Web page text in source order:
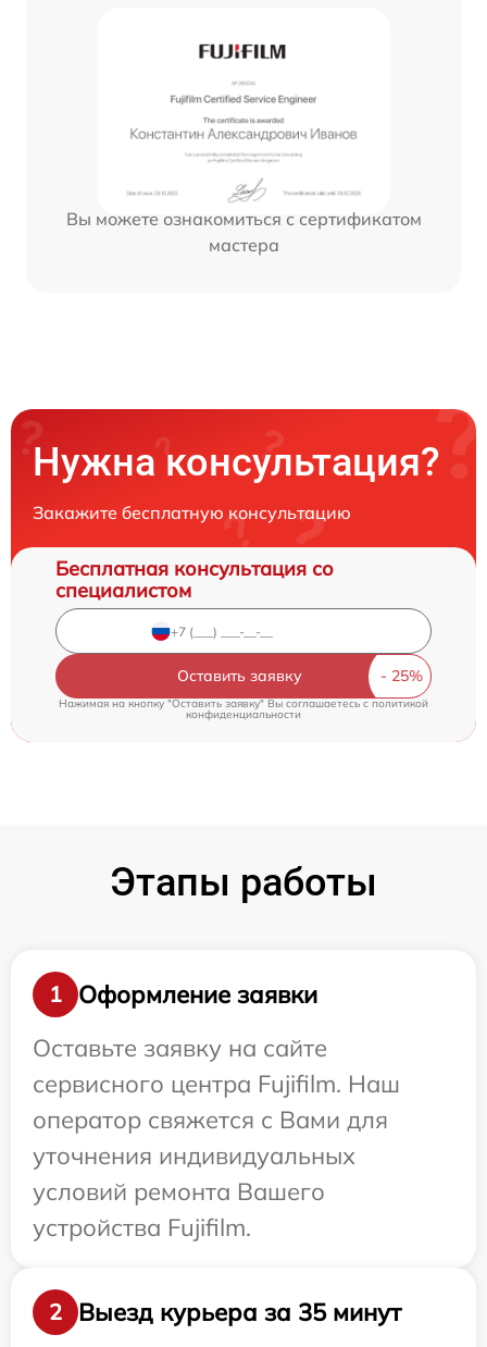
Вы можете ознакомиться с сертификатом
мастера
Нужна консультация?
Закажите бесплатную консультацию
Бесплатная консультация со
специалистом
Оставить заявку
Нажимая на кнопку "Оставить заявку" Вы соглашаетесь c политикой
конфиденциальности
Этапы работы
1
Оформление заявки
Оставьте заявку на сайте
сервисного центра Fujifilm. Наш
оператор свяжется с Вами для
уточнения индивидуальных
условий ремонта Вашего
устройства Fujifilm.
2 Выезд курьера за 35 минут